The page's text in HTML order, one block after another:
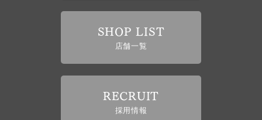
SHOP LIST
店舗一覧
RECRUIT
採用情報